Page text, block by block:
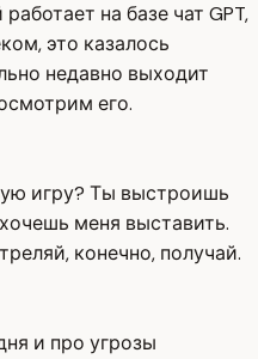
на базе чат GPT,
это казалось
недавно выходит
его.
игру? Ты выстроишь
меня выставить.
конечно, получай.
и про угрозы